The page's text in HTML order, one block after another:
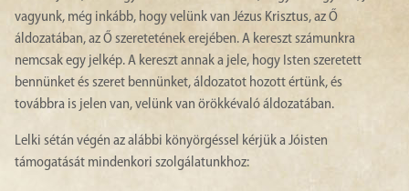
vagyunk, még inkább, hogy velünk van Jézus Krisztus, az Ő
áldozatában, az Ő szeretetének erejében. A kereszt számunkra
nemcsak egy jelkép. A kereszt annak a jele, hogy Isten szeretett
bennünket és szeret bennünket, áldozatot hozott értünk, és
továbbra is jelen van, velünk van örökkévaló áldozatában.
Lelki sétán végén az alábbi könyörgéssel kérjük a Jóisten
támogatását mindenkori szolgálatunkhoz: